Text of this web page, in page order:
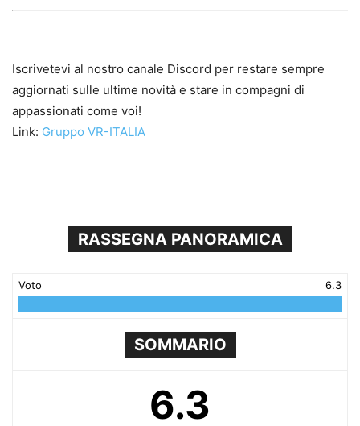
Iscrivetevi al nostro canale Discord per restare sempre
aggiornati sulle ultime novità e stare in compagni di
appassionati come voi!
Link: Gruppo VR-ITALIA
RASSEGNA PANORAMICA
Voto 6.3
SOMMARIO
6.3